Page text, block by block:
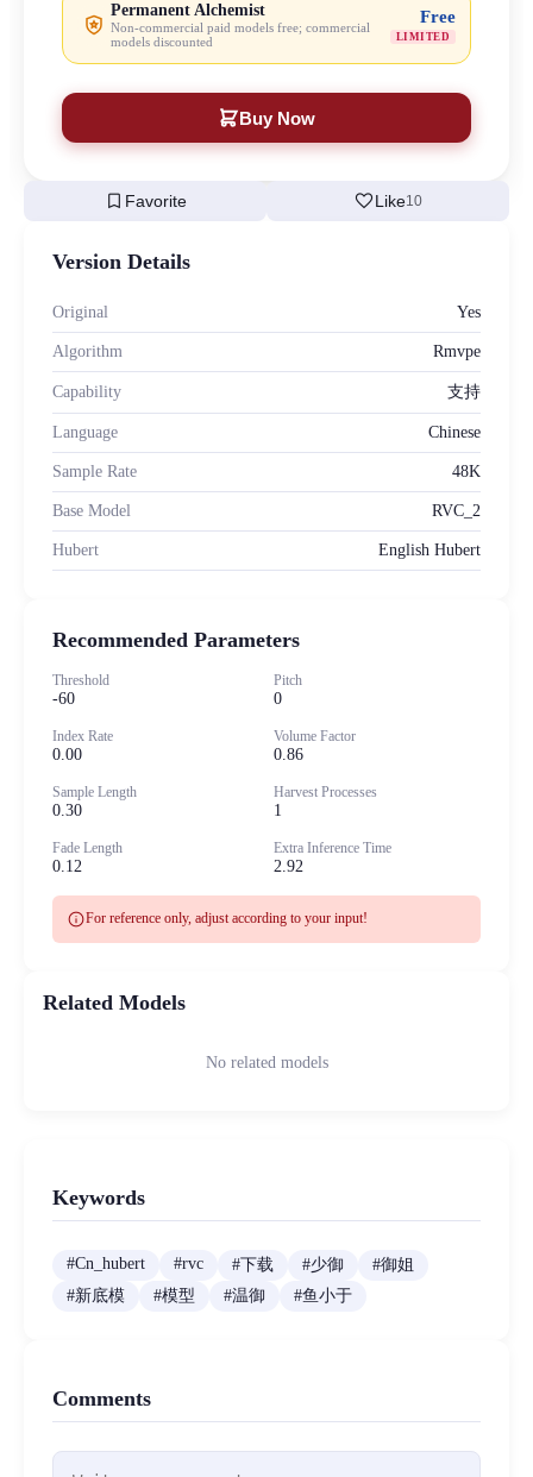
Permanent Alchemist
Non-commercial paid models free; commercial
models discounted
Free
LIMITED
Buy Now
bookmark Favorite favoriteLike10
Version Details
Original Yes
Algorithm Rmvpe
Capability 支持
Language Chinese
Sample Rate 48K
Base Model RVC_2
Hubert English Hubert
Recommended Parameters
Threshold
-60
Pitch
0
Index Rate
0.00
Volume Factor
0.86
Sample Length
0.30
Harvest Processes
1
Fade Length
0.12
Extra Inference Time
2.92
infoFor reference only, adjust according to your input!
Related Models
No related models
Keywords
#Cn_hubert #rvc #下载 #少御 #御姐
#新底模 #模型 #温御 #鱼小于
Comments